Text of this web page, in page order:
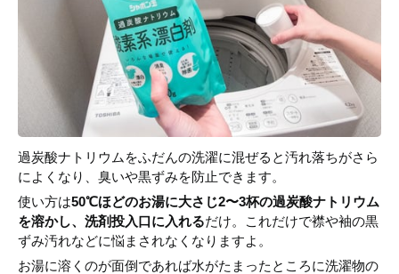
過炭酸ナトリウムをふだんの洗濯に混ぜると汚れ落ちがさら
によくなり、臭いや黒ずみを防止できます。
使い方は50℃ほどのお湯に大さじ2〜3杯の過炭酸ナトリウム
を溶かし、洗剤投入口に入れるだけ。これだけで襟や袖の黒
ずみ汚れなどに悩まされなくなりますよ。
お湯に溶くのが面倒であれば水がたまったところに洗濯物の